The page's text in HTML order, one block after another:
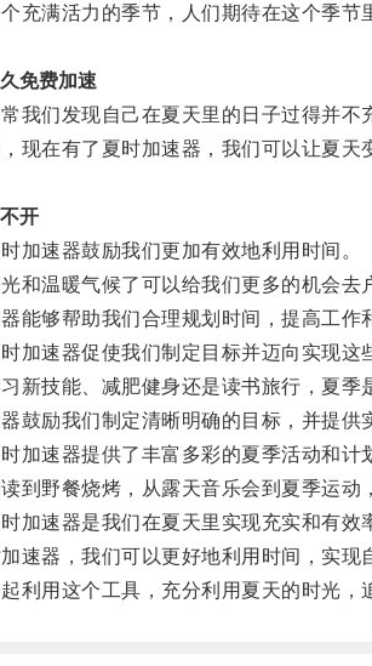
满活力的季节，人们期待在这个季节
免费加速
们发现自己在夏天里的日子过得并不
在有了夏时加速器，我们可以让夏天
开
速器鼓励我们更加有效地利用时间。
温暖气候了可以给我们更多的机会去
够帮助我们合理规划时间，提高工作
速器促使我们制定目标并迈向实现这
技能、减肥健身还是读书旅行，夏季
励我们制定清晰明确的目标，并提供
速器提供了丰富多彩的夏季活动和计
野餐烧烤，从露天音乐会到夏季运动
速器是我们在夏天里实现充实和有效
器，我们可以更好地利用时间，实现
用这个工具，充分利用夏天的时光，